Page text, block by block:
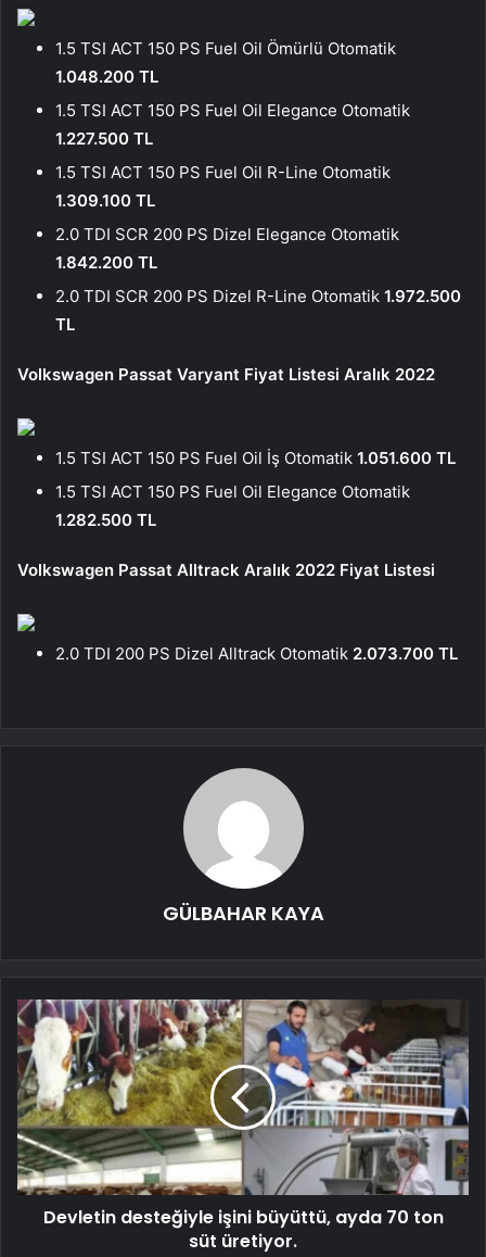
1.5 TSI ACT 150 PS Fuel Oil Ömürlü Otomatik
1.048.200 TL
1.5 TSI ACT 150 PS Fuel Oil Elegance Otomatik
1.227.500 TL
1.5 TSI ACT 150 PS Fuel Oil R-Line Otomatik
1.309.100 TL
2.0 TDI SCR 200 PS Dizel Elegance Otomatik
1.842.200 TL
2.0 TDI SCR 200 PS Dizel R-Line Otomatik 1.972.500
TL
Volkswagen Passat Varyant Fiyat Listesi Aralık 2022
1.5 TSI ACT 150 PS Fuel Oil İş Otomatik 1.051.600 TL
1.5 TSI ACT 150 PS Fuel Oil Elegance Otomatik
1.282.500 TL
Volkswagen Passat Alltrack Aralık 2022 Fiyat Listesi
2.0 TDI 200 PS Dizel Alltrack Otomatik 2.073.700 TL
GÜLBAHAR KAYA
Devletin desteğiyle işini büyüttü, ayda 70 ton
süt üretiyor.